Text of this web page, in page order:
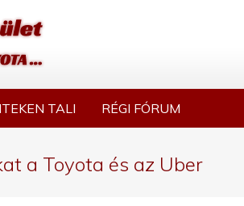
TALI RÉGI FÓRUM
a Toyota és az Uber